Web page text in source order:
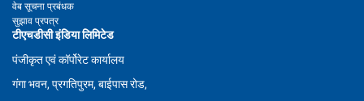
वेब सूचना प्रबंधक
सुझाव प्रपत्र
टीएचडीसी इंडिया लिमिटेड
पंजीकृत एवं कॉर्पोरेट कार्यालय
गंगा भवन, प्रगतिपुरम, बाईपास रोड,